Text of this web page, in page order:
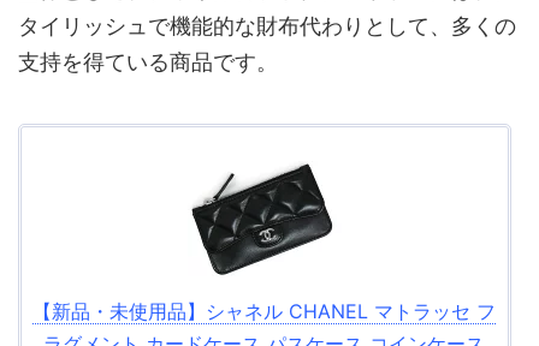
タイリッシュで機能的な財布代わりとして、多くの
支持を得ている商品です。
【新品・未使用品】シャネル CHANEL マトラッセ フ